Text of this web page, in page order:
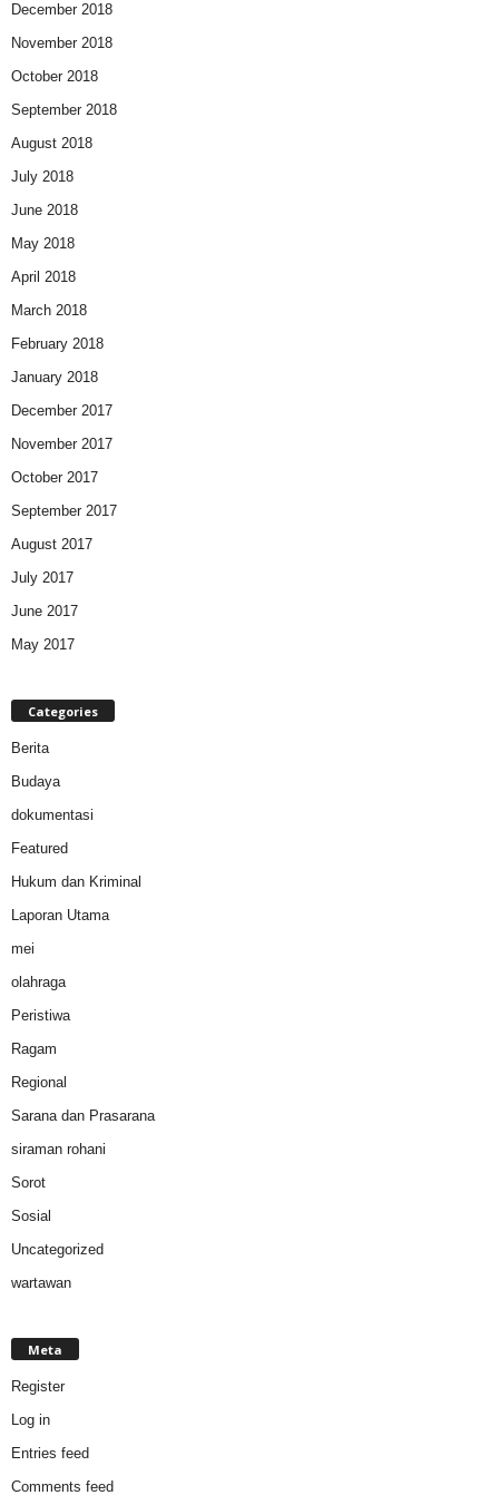
December 2018
November 2018
October 2018
September 2018
August 2018
July 2018
June 2018
May 2018
April 2018
March 2018
February 2018
January 2018
December 2017
November 2017
October 2017
September 2017
August 2017
July 2017
June 2017
May 2017
Categories
Berita
Budaya
dokumentasi
Featured
Hukum dan Kriminal
Laporan Utama
mei
olahraga
Peristiwa
Ragam
Regional
Sarana dan Prasarana
siraman rohani
Sorot
Sosial
Uncategorized
wartawan
Meta
Register
Log in
Entries feed
Comments feed